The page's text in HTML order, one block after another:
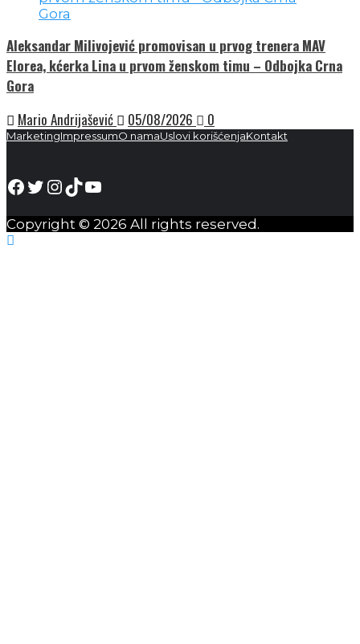
Aleksandar Milivojević promovisan u prvog trenera MAV
Elorea, kćerka Lina u prvom ženskom timu – Odbojka Crna
Gora
Mario Andrijašević
05/08/2026 0
MarketingImpressumO namaUslovi korišćenjaKontakt
Facebook
Twitter
Instagram
TikTok
YouTube
Copyright © 2026 All rights reserved.